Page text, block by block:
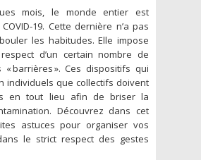
mois, le monde entier est
19. Cette dernière n’a pas
les habitudes. Elle impose
d’un certain nombre de
barrières ». Ces dispositifs qui
individuels que collectifs doivent
en tout lieu afin de briser la
Découvrez dans cet
astuces pour organiser vos
le strict respect des gestes